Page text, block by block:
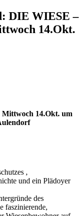
DIE WIESE –
14.Okt.
Mittwoch 14.Okt. um
,
und ein Plädoyer
des
faszinierende,